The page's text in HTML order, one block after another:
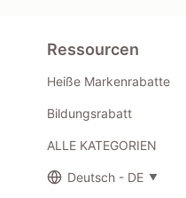
Ressourcen
Heiße Markenrabatte
Bildungsrabatt
ALLE KATEGORIEN
Deutsch - DE